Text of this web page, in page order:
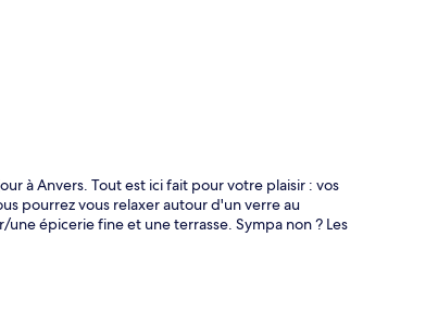
à Anvers. Tout est ici fait pour votre plaisir : vos
pourrez vous relaxer autour d'un verre au
épicerie fine et une terrasse. Sympa non ? Les